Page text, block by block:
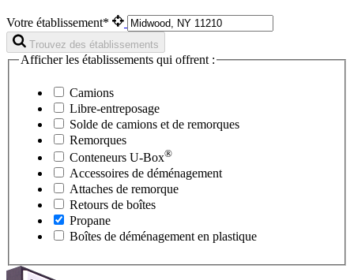
Votre établissement*
Trouvez des établissements
Afficher les établissements qui offrent :
Camions
Libre-entreposage
Solde de camions et de remorques
Remorques
Conteneurs U-Box®
Accessoires de déménagement
Attaches de remorque
Retours de boîtes
Propane
Boîtes de déménagement en plastique